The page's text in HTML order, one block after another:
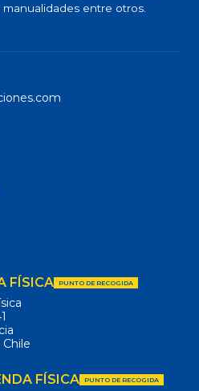
entre otros.
FÍSICA PUNTO DE RECOGIDA
FÍSICA PUNTO DE RECOGIDA